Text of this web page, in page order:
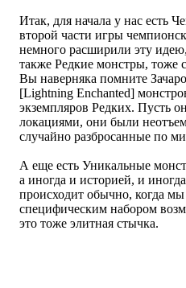
Итак, для начала у нас есть
второй части игры
немного расширили эту
также Редкие монстры, тоже
Вы наверняка помните
[Lightning Enchanted]
экземпляров Редких. Пусть
локациями, они были
случайно разбросанные по
А еще есть Уникальные
а иногда и историей, и
происходит обычно, когда
специфическим набором
это тоже элитная стычка.